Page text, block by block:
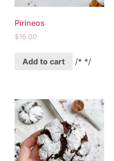
Pirineos
$16.00
Add to cart /* */